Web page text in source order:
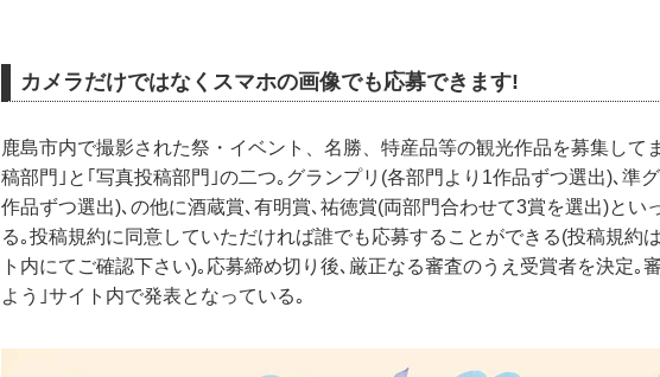
カメラだけではなくスマホの画像でも応募できます!
鹿島市内で撮影された祭・イベント、名勝、特産品等の観光作品を募集して
稿部門｣と｢写真投稿部門｣の二つ｡グランプリ(各部門より1作品ずつ選出)､準
作品ずつ選出)､の他に酒蔵賞､有明賞､祐徳賞(両部門合わせて3賞を選出)とい
る｡投稿規約に同意していただければ誰でも応募することができる(投稿規約
ト内にてご確認下さい)｡応募締め切り後､厳正なる審査のうえ受賞者を決定｡
よう｣サイト内で発表となっている｡